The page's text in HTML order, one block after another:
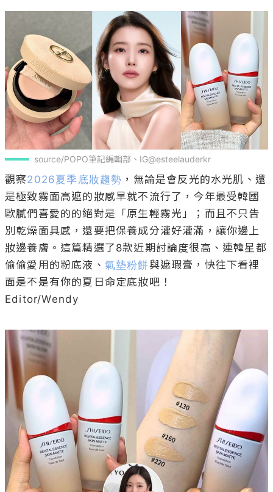
source/POPO筆記編輯部、IG@esteelauderkr
觀察2026夏季底妝趨勢 ，無論是會反光的水光肌、還
是極致霧面高遮的妝感早就不流行了，今年最受韓國
歐膩們喜愛的的絕對是「原生輕霧光」；而且不只告
別乾燥面具感，還要把保養成分灌好灌滿，讓你邊上
妝邊養膚。這篇精選了8款近期討論度很高、連韓星都
偷偷愛用的粉底液、 氣墊粉餅與遮瑕膏，快往下看裡
面是不是有你的夏日命定底妝吧！
Editor/Wendy